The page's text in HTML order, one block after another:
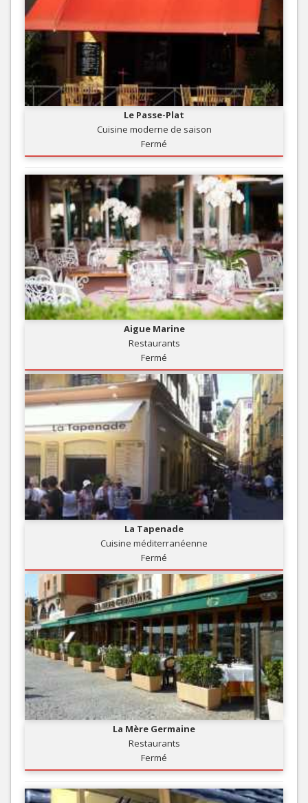
Le Passe-Plat
Cuisine moderne de saison
Fermé
Aigue Marine
Restaurants
Fermé
La Tapenade
Cuisine méditerranéenne
Fermé
La Mère Germaine
Restaurants
Fermé